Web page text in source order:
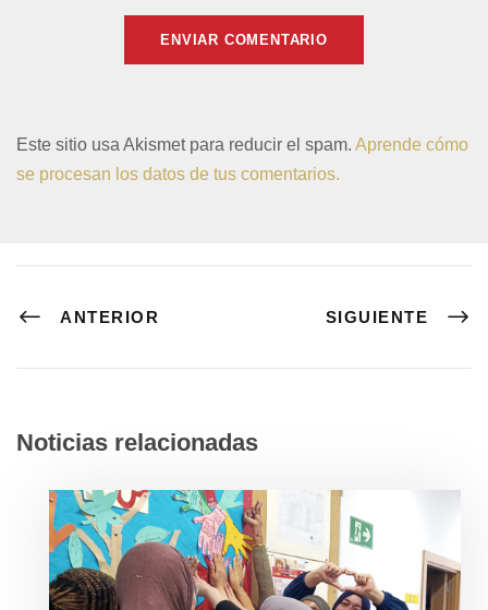
Este sitio usa Akismet para reducir el spam. Aprende cómo
se procesan los datos de tus comentarios.
ANTERIOR SIGUIENTE
Noticias relacionadas